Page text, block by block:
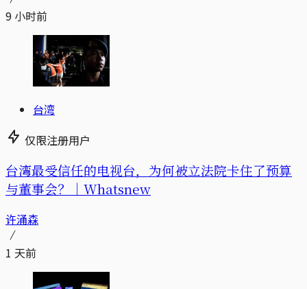
9 小时前
台湾
仅限注册用户
台湾最受信任的电视台，为何被立法院卡住了预算
与董事会？｜Whatsnew
许涌森
1 天前